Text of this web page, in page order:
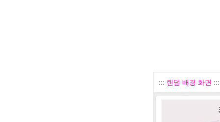
::: 랜덤 배경 화면 :::